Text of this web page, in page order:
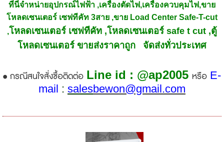
ที่นี่จำหน่ายอุปกรณ์ไฟฟ้า ,เครื่องตัดไฟ,เครื่องควบคุมไฟ,ขาย
โหลดเซนเตอร์ เซฟทีคัท 3สาย ,ขาย Load Center Safe-T-cut
,โหลดเซนเตอร์ เซฟทีคัท ,โหลดเซนเตอร์ safe t cut ,ตู้
โหลดเซนเตอร์ ขายส่งราคาถูก จัดส่งทั่วประเทศ
• กรณีสนใจสั่งซื้อติดต่อ Line id : @ap2005 หรือ E-
mail : salesbewon@gmail.com